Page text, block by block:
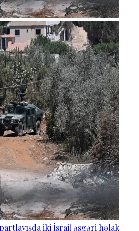
iki İsrail əsgəri həlak